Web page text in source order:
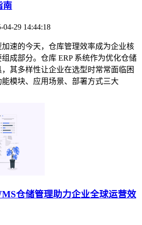
南
04-29 14:44:18
速的今天，仓库管理效率成为企业核
成部分。仓库 ERP 系统作为优化仓储
其多样性让企业在选型时常常面临困
模块、应用场景、部署方式三大
仓储管理助力企业全球运营效